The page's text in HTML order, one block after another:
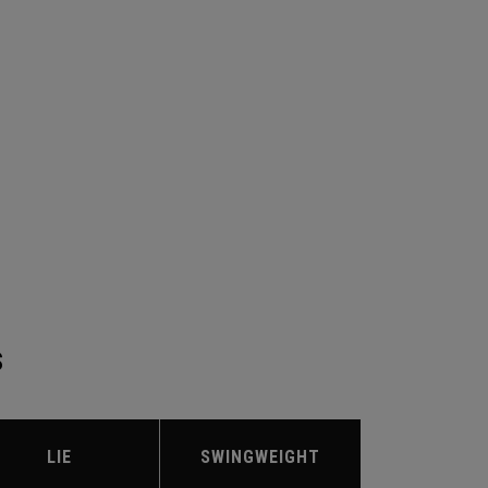
LIE SWINGWEIGHT